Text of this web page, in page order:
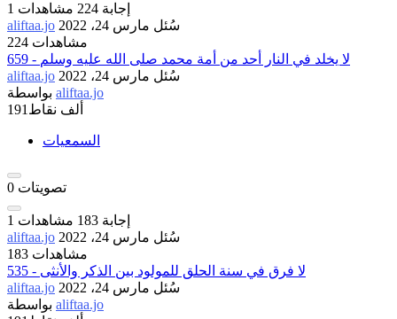
1 إجابة 224 مشاهدات
aliftaa.jo
سُئل مارس 24، 2022
224 مشاهدات
659 - لا يخلد في النار أحد من أمة محمد صلى الله عليه وسلم
aliftaa.jo
سُئل مارس 24، 2022
aliftaa.jo
191ألف نقاط
السمعيات
0 تصويتات
1 إجابة 183 مشاهدات
aliftaa.jo
سُئل مارس 24، 2022
183 مشاهدات
535 - لا فرق في سنة الحلق للمولود بين الذكر والأنثى
aliftaa.jo
سُئل مارس 24، 2022
aliftaa.jo